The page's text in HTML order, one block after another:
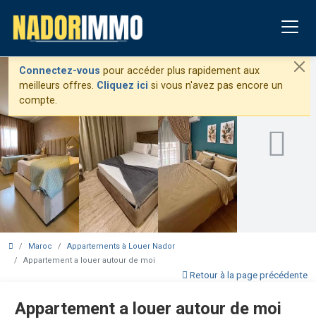
Connectez-vous pour accéder plus rapidement aux
meilleurs offres. Cliquez ici si vous n'avez pas encore un
compte.
Maroc
Appartements à Louer Nador
Appartement a louer autour de moi
Retour à la page précédente
Appartement a louer autour de moi